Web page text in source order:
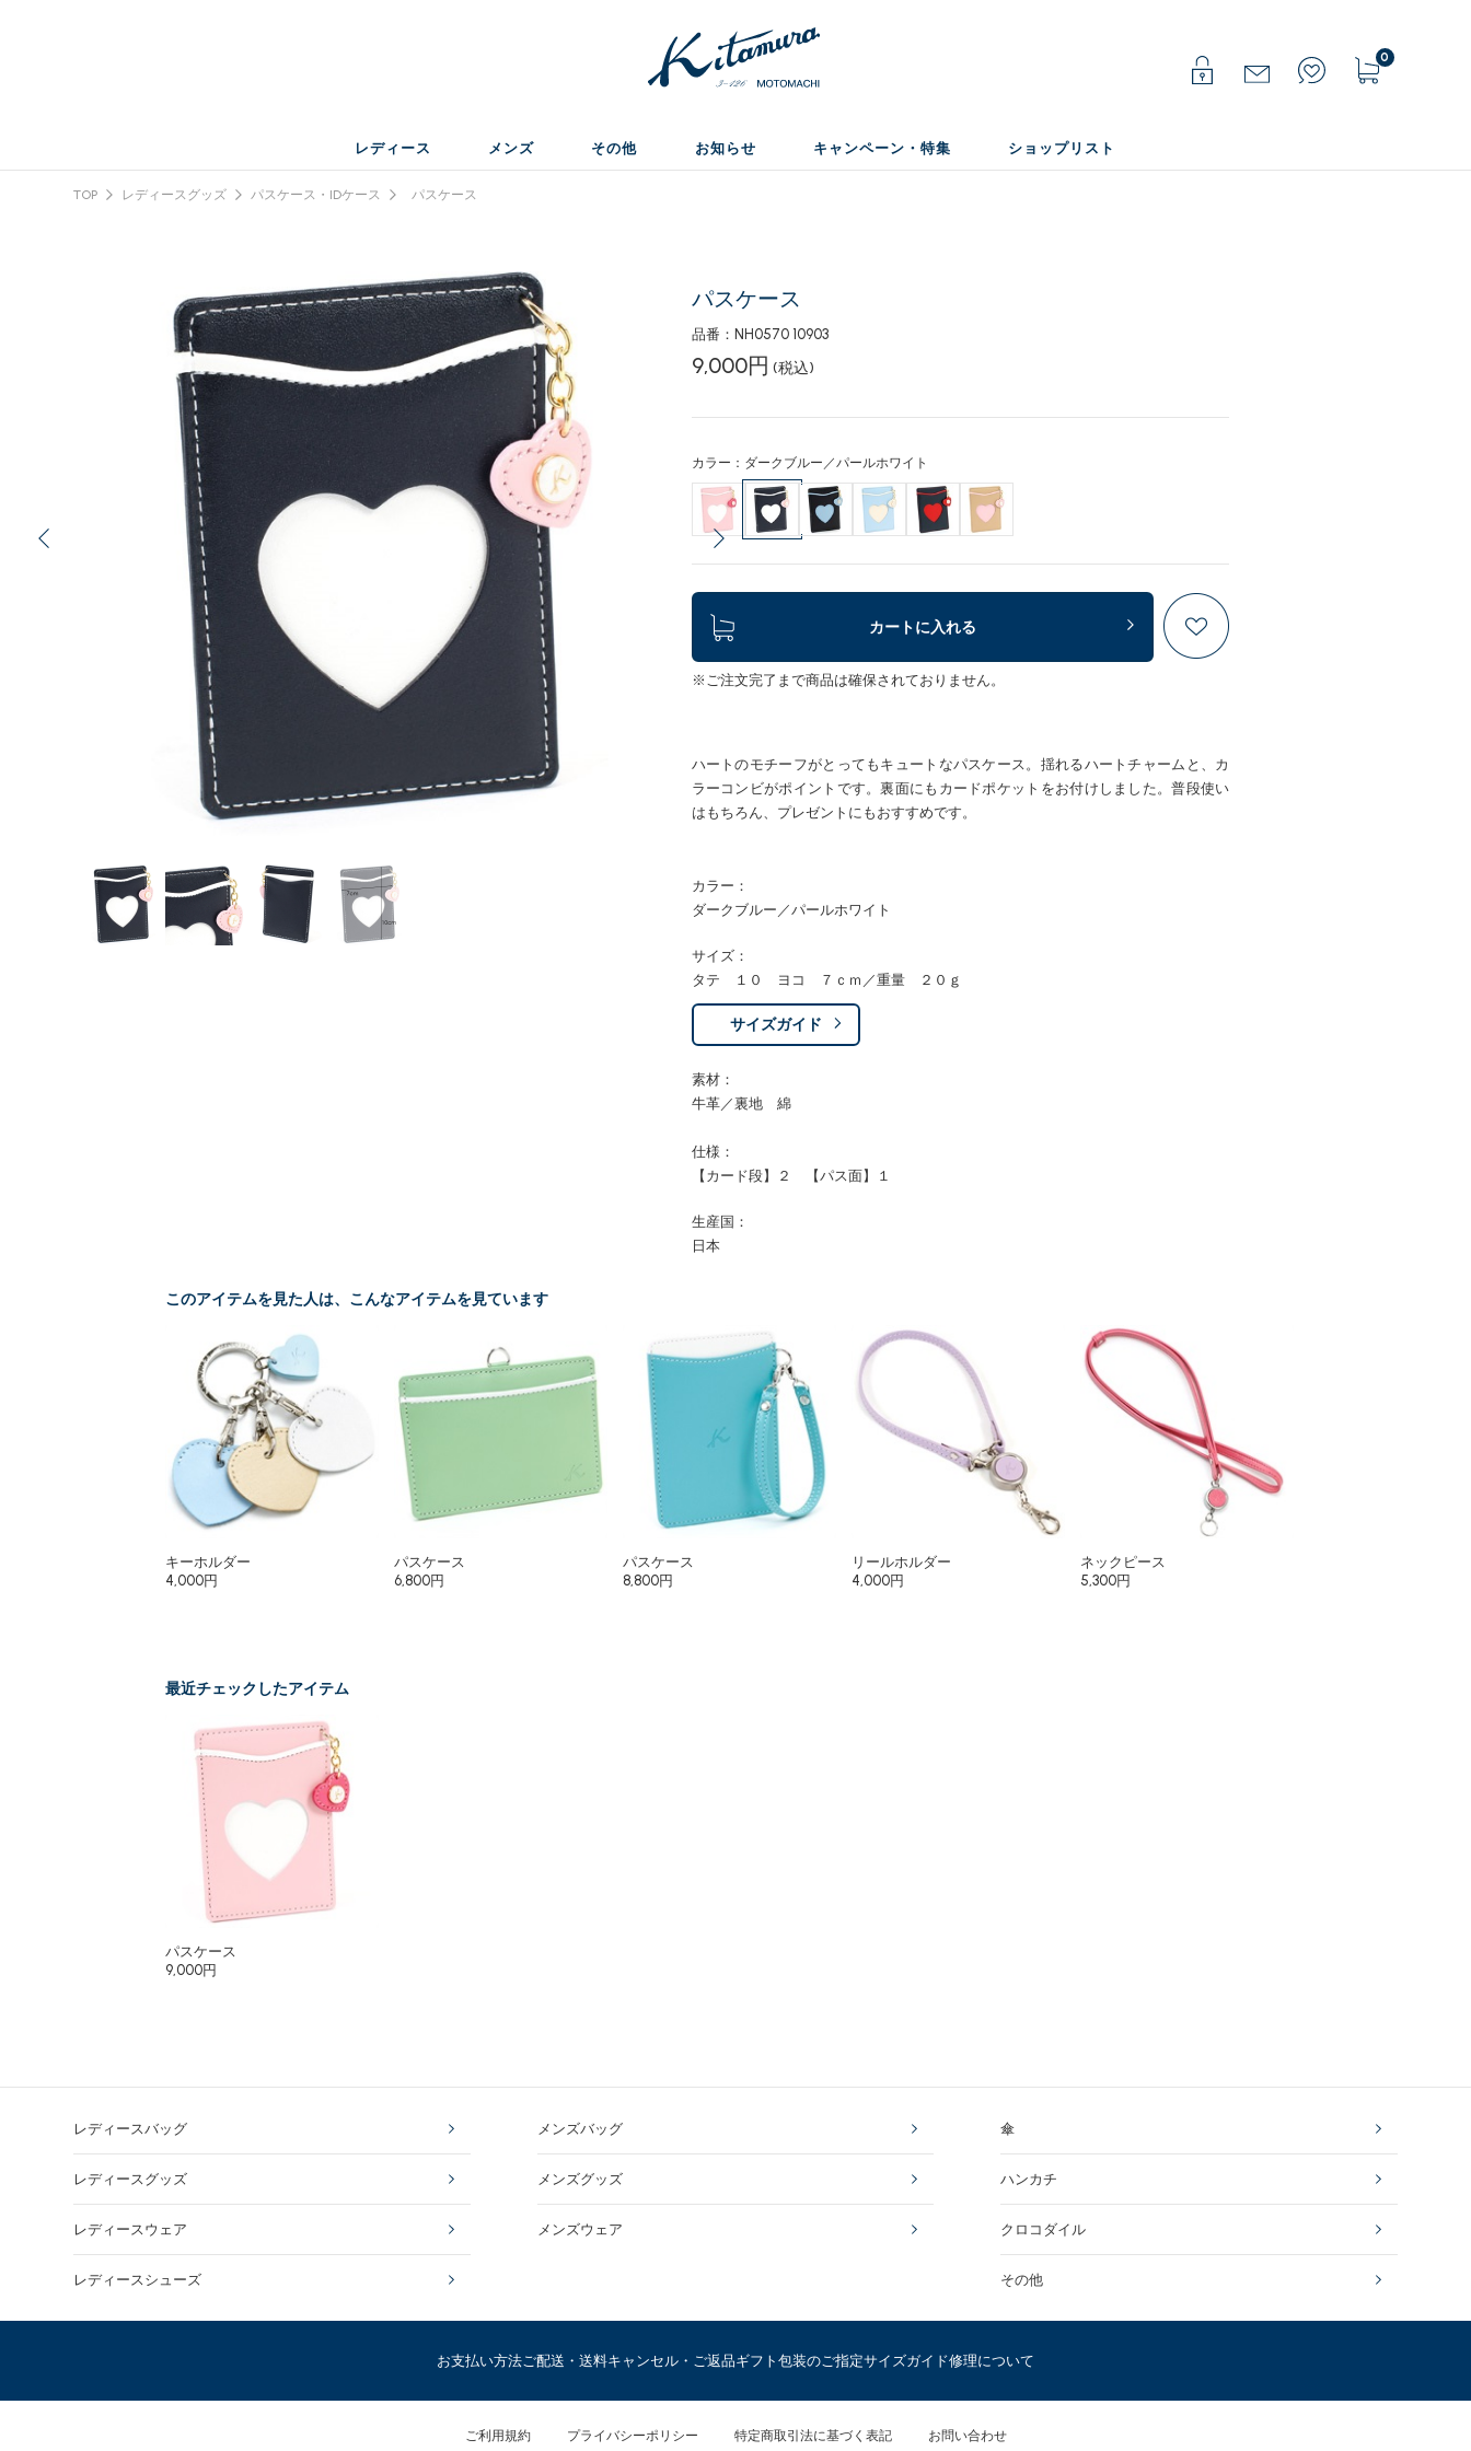
0
レディース メンズ その他 お知らせ キャンペーン・特集 ショップリスト
TOP レディースグッズ パスケース・IDケース パスケース
パスケース
品番：NH0570 10903
9,000円 (税込)
カラー：ダークブルー／パールホワイト
カートに入れる
※ご注文完了まで商品は確保されておりません。
ハートのモチーフがとってもキュートなパスケース。揺れるハートチャームと、カ
ラーコンビがポイントです。裏面にもカードポケットをお付けしました。普段使い
はもちろん、プレゼントにもおすすめです。
カラー：
ダークブルー／パールホワイト
サイズ：
タテ １０ ヨコ ７ｃｍ／重量 ２０ｇ
サイズガイド
素材：
牛革／裏地 綿
仕様：
【カード段】２ 【パス面】１
生産国：
日本
このアイテムを見た人は、こんなアイテムを見ています
キーホルダー
4,000円
パスケース
6,800円
パスケース
8,800円
リールホルダー
4,000円
ネックピース
5,300円
最近チェックしたアイテム
パスケース
9,000円
レディースバッグ
レディースグッズ
レディースウェア
レディースシューズ
メンズバッグ
メンズグッズ
メンズウェア
傘
ハンカチ
クロコダイル
その他
お支払い方法ご配送・送料キャンセル・ご返品ギフト包装のご指定サイズガイド修理について
ご利用規約 プライバシーポリシー 特定商取引法に基づく表記 お問い合わせ